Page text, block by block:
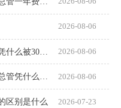
2026-08-06
2026-08-06
十大物业管理软件排名怎么看？宅总管凭什么能进榜？ 2026-08-06
区别是什么 2026-07-23